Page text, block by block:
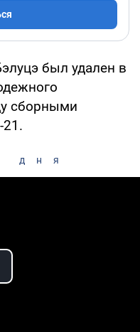
был удален в
сборными
дня
Video